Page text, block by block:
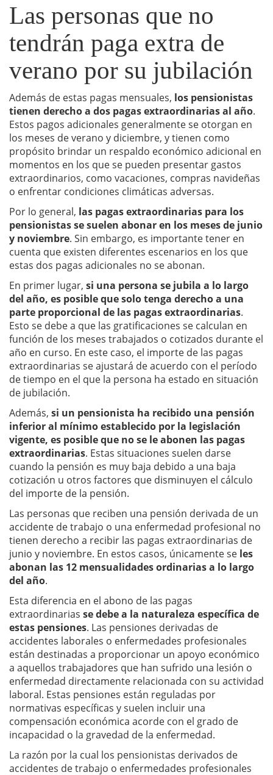
Las personas que no
tendrán paga extra de
verano por su jubilación
Además de estas pagas mensuales, los pensionistas
tienen derecho a dos pagas extraordinarias al año.
Estos pagos adicionales generalmente se otorgan en
los meses de verano y diciembre, y tienen como
propósito brindar un respaldo económico adicional en
momentos en los que se pueden presentar gastos
extraordinarios, como vacaciones, compras navideñas
o enfrentar condiciones climáticas adversas.
Por lo general, las pagas extraordinarias para los
pensionistas se suelen abonar en los meses de junio
y noviembre. Sin embargo, es importante tener en
cuenta que existen diferentes escenarios en los que
estas dos pagas adicionales no se abonan.
En primer lugar, si una persona se jubila a lo largo
del año, es posible que solo tenga derecho a una
parte proporcional de las pagas extraordinarias.
Esto se debe a que las gratificaciones se calculan en
función de los meses trabajados o cotizados durante el
año en curso. En este caso, el importe de las pagas
extraordinarias se ajustará de acuerdo con el período
de tiempo en el que la persona ha estado en situación
de jubilación.
Además, si un pensionista ha recibido una pensión
inferior al mínimo establecido por la legislación
vigente, es posible que no se le abonen las pagas
extraordinarias. Estas situaciones suelen darse
cuando la pensión es muy baja debido a una baja
cotización u otros factores que disminuyen el cálculo
del importe de la pensión.
Las personas que reciben una pensión derivada de un
accidente de trabajo o una enfermedad profesional no
tienen derecho a recibir las pagas extraordinarias de
junio y noviembre. En estos casos, únicamente se les
abonan las 12 mensualidades ordinarias a lo largo
del año.
Esta diferencia en el abono de las pagas
extraordinarias se debe a la naturaleza específica de
estas pensiones. Las pensiones derivadas de
accidentes laborales o enfermedades profesionales
están destinadas a proporcionar un apoyo económico
a aquellos trabajadores que han sufrido una lesión o
enfermedad directamente relacionada con su actividad
laboral. Estas pensiones están reguladas por
normativas específicas y suelen incluir una
compensación económica acorde con el grado de
incapacidad o la gravedad de la enfermedad.
La razón por la cual los pensionistas derivados de
accidentes de trabajo o enfermedades profesionales